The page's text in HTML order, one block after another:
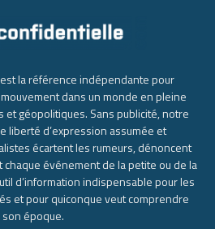
la référence indépendante pour
dans un monde en pleine
et géopolitiques. Sans publicité, notre
liberté d’expression assumée et
écartent les rumeurs, dénoncent
événement de la petite ou de la
d’information indispensable pour les
et pour quiconque veut comprendre
son époque.